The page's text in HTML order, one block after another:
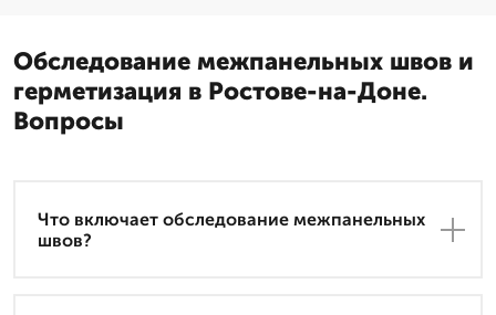
Обследование межпанельных швов и
герметизация в Ростове-на-Доне.
Вопросы
Что включает обследование межпанельных
швов?